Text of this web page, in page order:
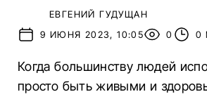
ЕВГЕНИЙ ГУДУЩАН
9 ИЮНЯ 2023, 10:05
0 0
Когда большинству людей
просто быть живыми и